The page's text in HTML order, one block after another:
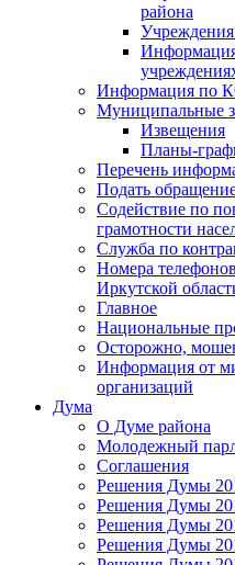
района
Учреждения
Информация
Муниципальные
Извещения
Планы-
Перечень
Подать
Содействие по
грамотности
Служба по
Номера
Иркутской
Главное
Национальные
Осторожно,
Информация от
организаций
Дума
О Думе района
Молодежный
Соглашения
Решения Думы
Решения Думы
Решения Думы
Решения Думы